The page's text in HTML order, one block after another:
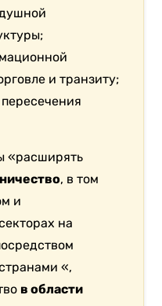
и транзиту;
«расширять
, в том
и
на
«,
в области